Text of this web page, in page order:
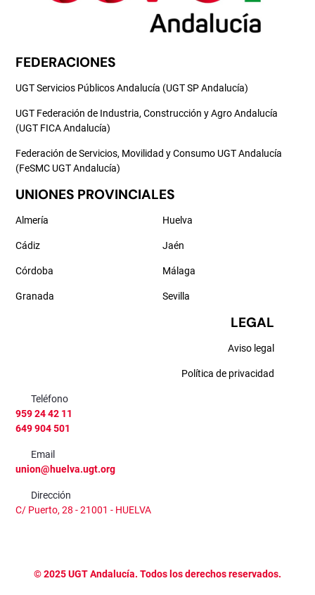
FEDERACIONES
UGT Servicios Públicos Andalucía (UGT SP Andalucía)
UGT Federación de Industria, Construcción y Agro Andalucía
(UGT FICA Andalucía)
Federación de Servicios, Movilidad y Consumo UGT Andalucía
(FeSMC UGT Andalucía)
UNIONES PROVINCIALES
Almería
Cádiz
Córdoba
Granada
Huelva
Jaén
Málaga
Sevilla
LEGAL
Aviso legal
Política de privacidad
Teléfono
959 24 42 11
649 904 501
Email
union@huelva.ugt.org
Dirección
C/ Puerto, 28 - 21001 - HUELVA
©2025UGT Andalucía. Todos los derechos reservados.